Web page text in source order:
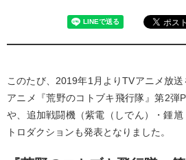
このたび、2019年1月よりTVアニメ放
アニメ『荒野のコトブキ飛行隊』第2弾
や、追加戦闘機（紫電（しでん）・鍾
トロダクションも発表となりました。